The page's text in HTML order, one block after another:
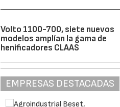
Volto 1100-700, siete nuevos
modelos amplían la gama de
henificadores CLAAS
EMPRESAS DESTACADAS